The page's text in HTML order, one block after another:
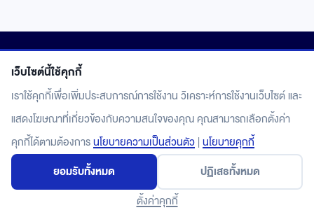
เว็บไซต์นี้ใช้คุกกี้
เราใช้คุกกี้เพื่อเพิ่มประสบการณ์การใช้งาน วิเคราะห์การใช้งานเว็บไซต์ และ
แสดงโฆษณาที่เกี่ยวข้องกับความสนใจของคุณ คุณสามารถเลือกตั้งค่า
คุกกี้ได้ตามต้องการนโยบายความเป็นส่วนตัว | นโยบายคุกกี้
ยอมรับทั้งหมด ปฏิเสธทั้งหมด
ตั้งค่าคุกกี้